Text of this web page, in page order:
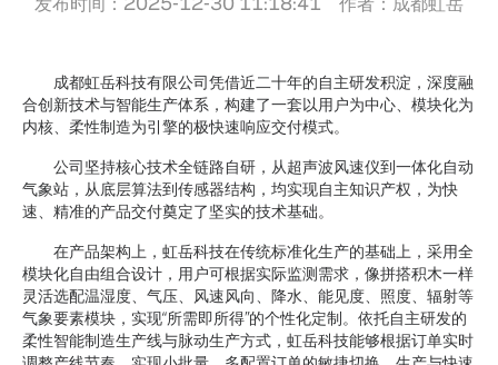
成都虹岳科技有限公司凭借近二十年的自主研发积淀，深度融
合创新技术与智能生产体系，构建了一套以用户为中心、模块化为
内核、柔性制造为引擎的极快速响应交付模式。
公司坚持核心技术全链路自研，从超声波风速仪到一体化自动
气象站，从底层算法到传感器结构，均实现自主知识产权，为快
速、精准的产品交付奠定了坚实的技术基础。
在产品架构上，虹岳科技在传统标准化生产的基础上，采用全
模块化自由组合设计，用户可根据实际监测需求，像拼搭积木一样
灵活选配温湿度、气压、风速风向、降水、能见度、照度、辐射等
气象要素模块，实现“所需即所得”的个性化定制。依托自主研发的
柔性智能制造生产线与脉动生产方式，虹岳科技能够根据订单实时